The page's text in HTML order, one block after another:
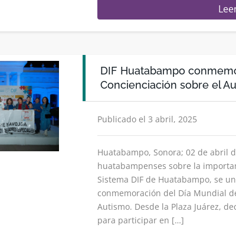
DIF Huatabampo
Concienciación sobre el
Publicado el 3 abril, 2025
Huatabampo, Sonora; 02 de abril
huatabampenses sobre la
Sistema DIF de Huatabampo, se
conmemoración del Día Mundial
Autismo. Desde la Plaza Juárez,
para participar en […]